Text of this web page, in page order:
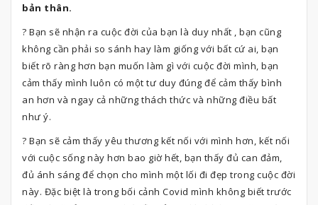
bản thân.
? Bạn sẽ nhận ra cuộc đời của bạn là duy nhất , bạn cũng
không cần phải so sánh hay làm giống với bất cứ ai, bạn
biết rõ ràng hơn bạn muốn làm gì với cuộc đời mình, bạn
cảm thấy mình luôn có một tư duy đúng để cảm thấy bình
an hơn và ngay cả những thách thức và những điều bất
như ý.
? Bạn sẽ cảm thấy yêu thương kết nối với mình hơn, kết nối
với cuộc sống này hơn bao giờ hết, bạn thấy đủ can đảm,
đủ ánh sáng để chọn cho mình một lối đi đẹp trong cuộc đời
này. Đặc biệt là trong bối cảnh Covid mình không biết trước